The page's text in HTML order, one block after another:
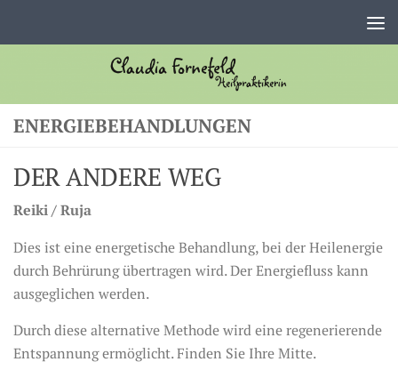
ENERGIEBEHANDLUNGEN
DER ANDERE WEG
Reiki / Ruja
Dies ist eine energetische Behandlung, bei der Heilenergie
durch Behrürung übertragen wird. Der Energiefluss kann
ausgeglichen werden.
Durch diese alternative Methode wird eine regenerierende
Entspannung ermöglicht. Finden Sie Ihre Mitte.